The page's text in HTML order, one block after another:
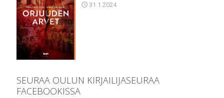
31.1.2024
SEURAA OULUN KIRJAILIJASEURAA
FACEBOOKISSA